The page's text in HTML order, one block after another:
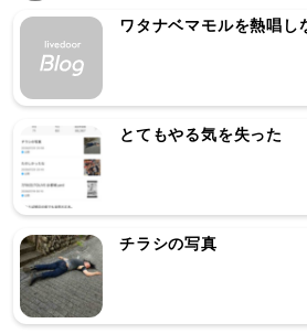
ワタナベマモルを熱唱し
とてもやる気を失った
チラシの写真